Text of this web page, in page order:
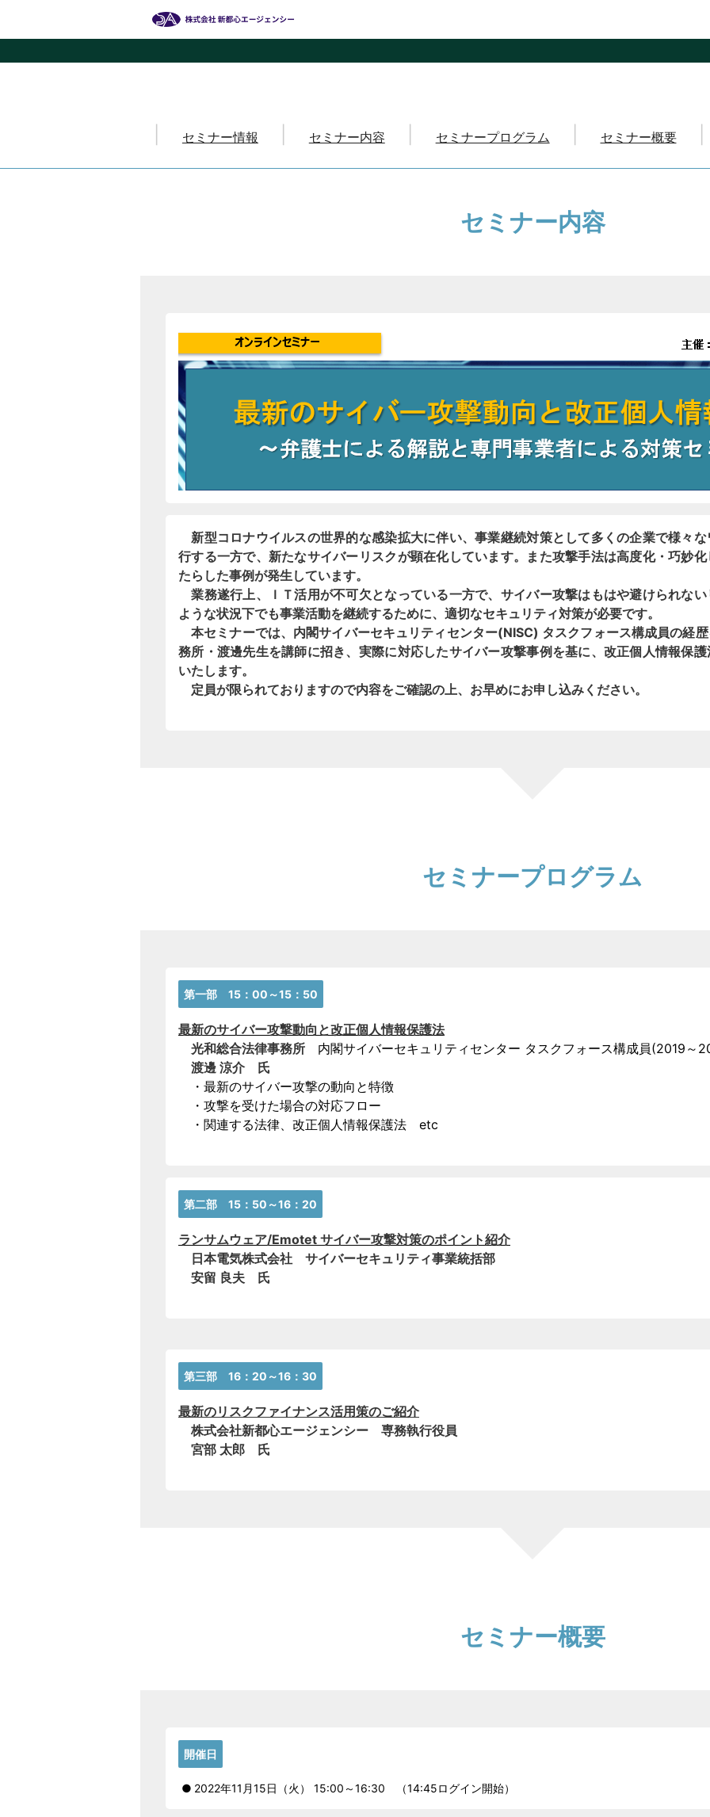
セミナー情報 セミナー内容 セミナープログラム セミナー概要
セミナー内容
新型コロナウイルスの世界的な感染拡大に伴い、事業継続対策として多くの企業で様々
行する一方で、新たなサイバーリスクが顕在化しています。また攻撃手法は高度化・巧妙
たらした事例が発生しています。
業務遂行上、ＩＴ活用が不可欠となっている一方で、サイバー攻撃はもはや避けられな
ような状況下でも事業活動を継続するために、適切なセキュリティ対策が必要です。
本セミナーでは、内閣サイバーセキュリティセンター(NISC) タスクフォース構成員の経
務所・渡邊先生を講師に招き、実際に対応したサイバー攻撃事例を基に、改正個人情報保
いたします。
定員が限られておりますので内容をご確認の上、お早めにお申し込みください。
セミナープログラム
第一部 15：00～15：50
最新のサイバー攻撃動向と改正個人情報保護法
光和総合法律事務所 内閣サイバーセキュリティセンター タスクフォース構成員(2019～
渡邊 涼介 氏
・最新のサイバー攻撃の動向と特徴
・攻撃を受けた場合の対応フロー
・関連する法律、改正個人情報保護法 etc
第二部 15：50～16：20
ランサムウェア/Emotet サイバー攻撃対策のポイント紹介
日本電気株式会社 サイバーセキュリティ事業統括部
安留 良夫 氏
第三部 16：20～16：30
最新のリスクファイナンス活用策のご紹介
株式会社新都心エージェンシー 専務執行役員
宮部 太郎 氏
セミナー概要
開催日
2022年11月15日（火） 15:00～16:30 （14:45ログイン開始）